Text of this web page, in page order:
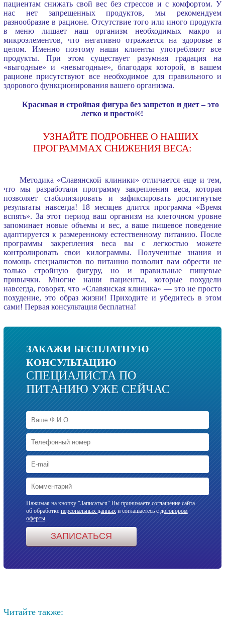
пациентам снижать свой вес без стрессов и с комфортом. У
нас нет запрещенных продуктов, мы рекомендуем
разнообразие в рационе. Отсутствие того или иного продукта
в меню лишает наш организм необходимых макро и
микроэлементов, что негативно отражается на здоровье в
целом. Именно поэтому наши клиенты употребляют все
продукты. При этом существует разумная градация на
«выгодные» и «невыгодные», благодаря которой, в вашем
рационе присутствуют все необходимое для правильного и
здорового функционирования вашего организма.
Красивая и стройная фигура без запретов и диет – это
легко и просто®!
УЗНАЙТЕ ПОДРОБНЕЕ О НАШИХ
ПРОГРАММАХ СНИЖЕНИЯ ВЕСА:
Методика «Славянской клиники» отличается еще и тем,
что мы разработали программу закрепления веса, которая
позволяет стабилизировать и зафиксировать достигнутые
результаты навсегда! 18 месяцев длится программа «Время
вспять». За этот период ваш организм на клеточном уровне
запоминает новые объемы и вес, а ваше пищевое поведение
адаптируется к размеренному естественному питанию. После
программы закрепления веса вы с легкостью можете
контролировать свои килограммы. Полученные знания и
помощь специалистов по питанию позволит вам обрести не
только стройную фигуру, но и правильные пищевые
привычки. Многие наши пациенты, которые похудели
навсегда, говорят, что «Славянская клиника» — это не просто
похудение, это образ жизни! Приходите и убедитесь в этом
сами! Первая консультация бесплатна!
ЗАКАЖИ БЕСПЛАТНУЮ
КОНСУЛЬТАЦИЮ
СПЕЦИАЛИСТА ПО
ПИТАНИЮ УЖЕ СЕЙЧАС
Нажимая на кнопку "Записаться" Вы принимаете соглашение сайта
об обработке персональных данныхи соглашаетесь с договором
оферты.
Читайте также: